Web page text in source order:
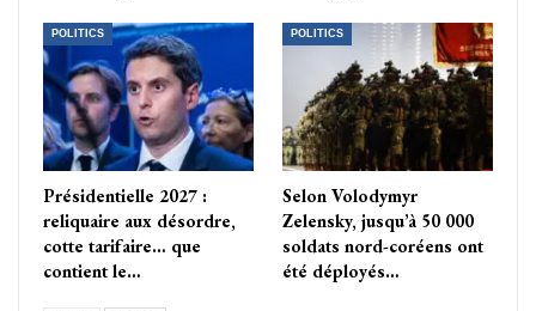
POLITICS
Présidentielle 2027 :
reliquaire aux désordre,
cotte tarifaire… que
contient le…
POLITICS
Selon Volodymyr
Zelensky, jusqu’à 50 000
soldats nord-coréens ont
été déployés…